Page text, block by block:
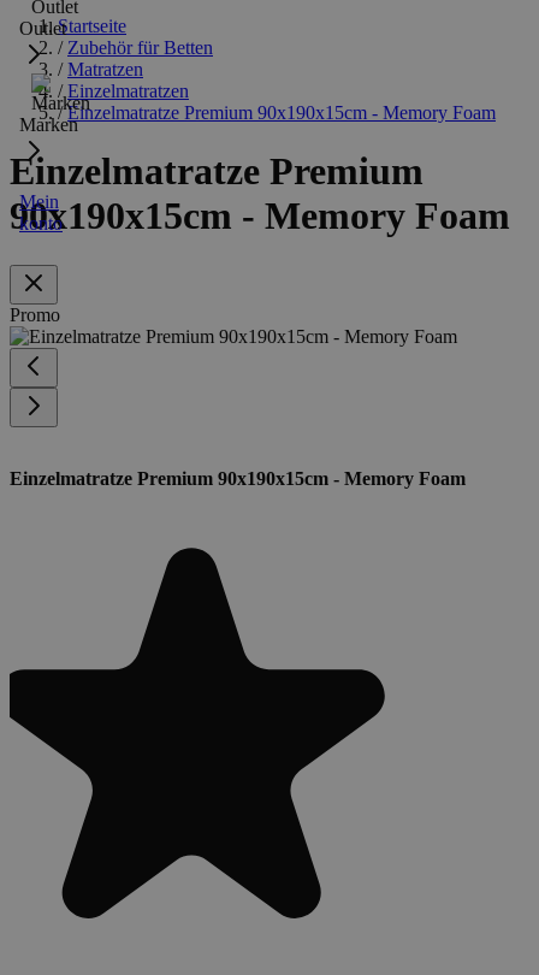
Outlet
Marken
Mein
konto
Startseite
/ Zubehör für Betten
/ Matratzen
/ Einzelmatratzen
/ Einzelmatratze Premium 90x190x15cm - Memory Foam
Einzelmatratze Premium
90x190x15cm - Memory Foam
Promo
Einzelmatratze Premium 90x190x15cm - Memory Foam